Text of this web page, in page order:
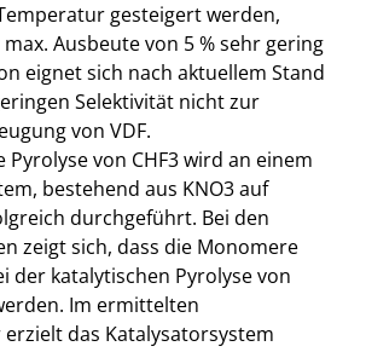
gesteigert werden,
Ausbeute von 5 % sehr gering
eignet sich nach aktuellem Stand
Selektivität nicht zur
von VDF.
Pyrolyse von CHF3 wird an einem
bestehend aus KNO3 auf
durchgeführt. Bei den
zeigt sich, dass die Monomere
der katalytischen Pyrolyse von
Im ermittelten
das Katalysatorsystem